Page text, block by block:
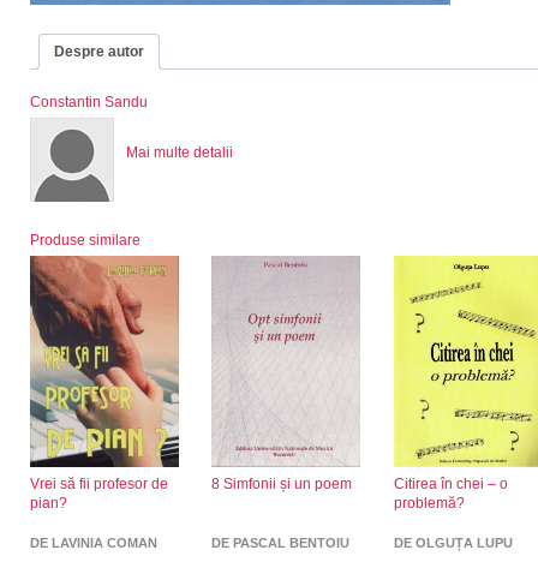
Despre autor
Constantin Sandu
Mai multe detalii
Produse similare
Vrei să fii profesor de
pian?
DE LAVINIA COMAN
8 Simfonii și un poem
DE PASCAL BENTOIU
Citirea în chei – o
problemă?
DE OLGUȚA LUPU